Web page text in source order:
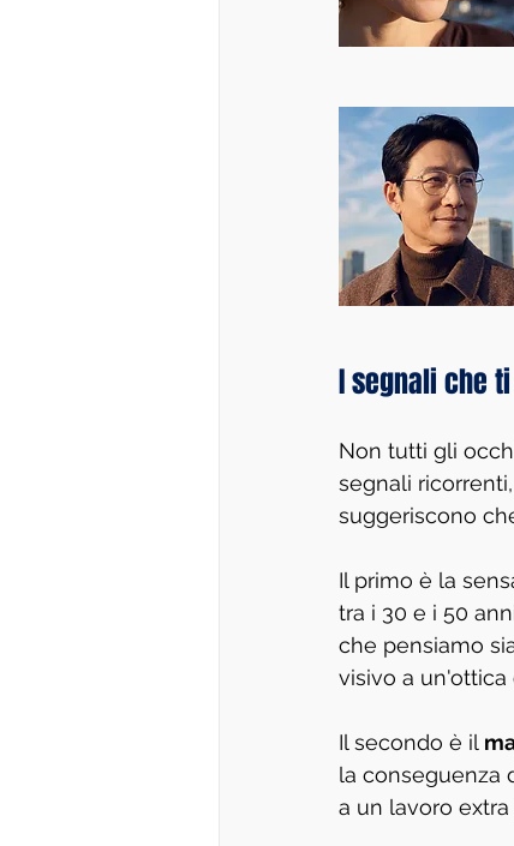
I segnali che
Non tutti gli
segnali
suggeriscono
Il primo è la
tra i 30 e i 50
che pensiamo
visivo a
Il secondo è il
la conseguenza
a un lavoro